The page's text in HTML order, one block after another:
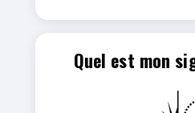
Quel est mon